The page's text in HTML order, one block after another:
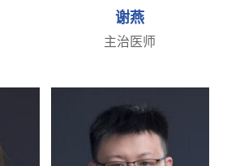
谢燕
主治医师